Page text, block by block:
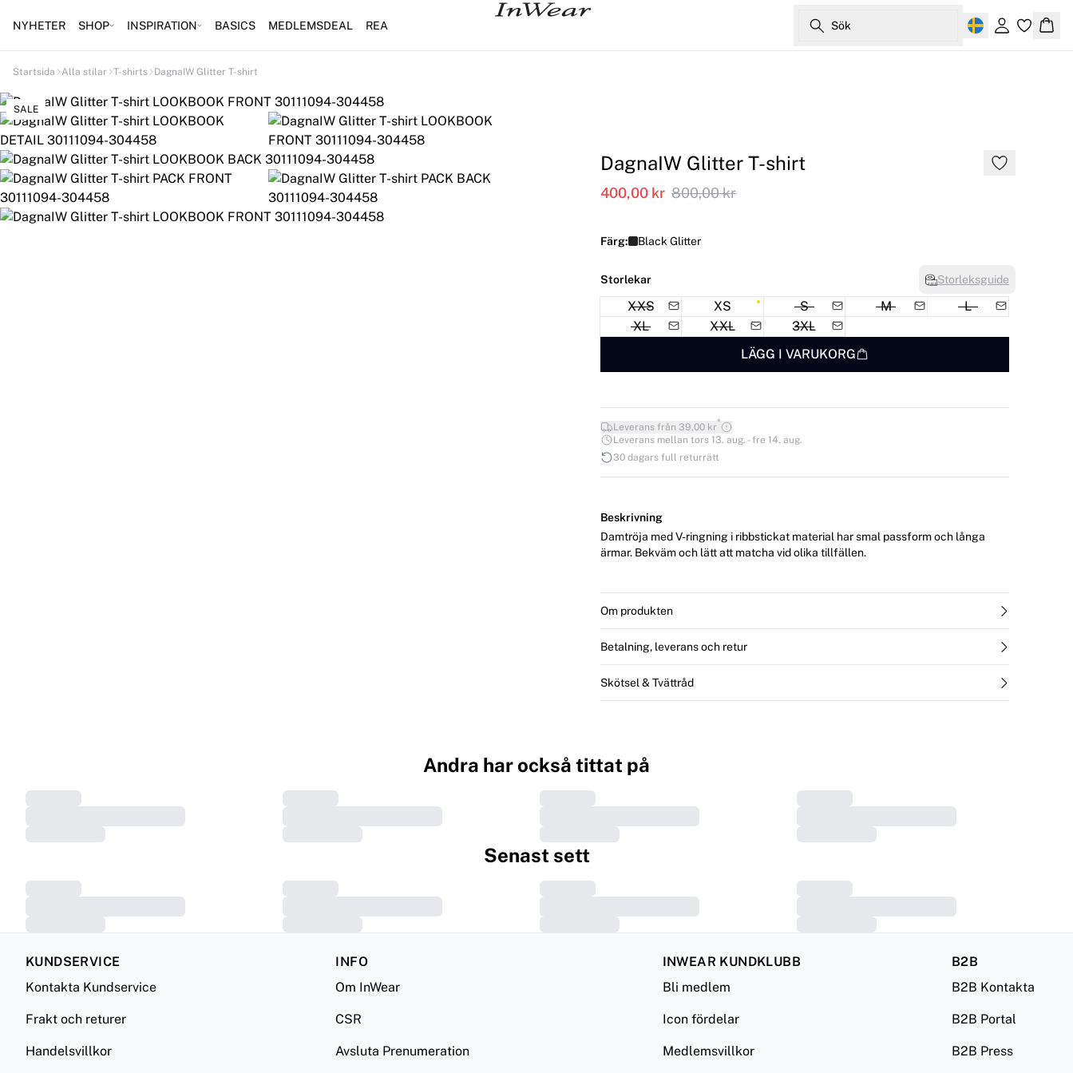
NYHETER SHOP INSPIRATION BASICS MEDLEMSDEAL REA Sök
Logga inKorg
Startsida Alla stilar T-shirts DagnaIW Glitter T-shirt
SALE
DagnaIW Glitter T-shirt
400,00 kr 800,00 kr
Färg: Black Glitter
Storlekar Storleksguide
XXS XS S M
L
XL
XXL
3XL
LÄGG I VARUKORG
Leverans från 39,00 kr*
Leverans mellan tors 13. aug. - fre 14. aug.
30 dagars full returrätt
Beskrivning
Damtröja med V-ringning i ribbstickat material har smal passform och långa
ärmar. Bekväm och lätt att matcha vid olika tillfällen.
Om produkten
Betalning, leverans och retur
Skötsel & Tvättråd
Andra har också tittat på
Senast sett
KUNDSERVICE
Kontakta Kundservice
Frakt och returer
Handelsvillkor
INFO
Om InWear
CSR
Avsluta Prenumeration
INWEAR KUNDKLUBB
Bli medlem
Icon fördelar
Medlemsvillkor
B2B
B2B Kontakta
B2B Portal
B2B Press